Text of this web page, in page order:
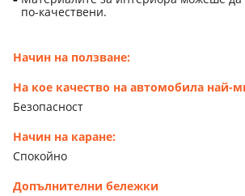
по-качествени.
Начин на ползване:
На кое качество на автомобила
Безопасност
Начин на каране:
Спокойно
Допълнителни бележки